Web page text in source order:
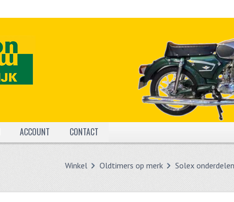
ACCOUNT CONTACT
Winkel Oldtimers op merk Solex onderdelen